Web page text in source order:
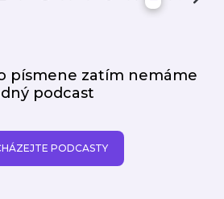
písmene zatím nemáme
podcast
PODCASTY